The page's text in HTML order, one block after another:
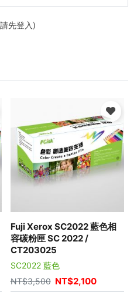
先登入)
Fuji Xerox SC2022 藍色相
容碳粉匣 SC 2022 /
CT203025
SC2022 藍色
NT$3,500 NT$2,100